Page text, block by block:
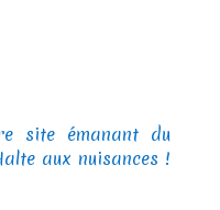
site émanant du
aux nuisances !